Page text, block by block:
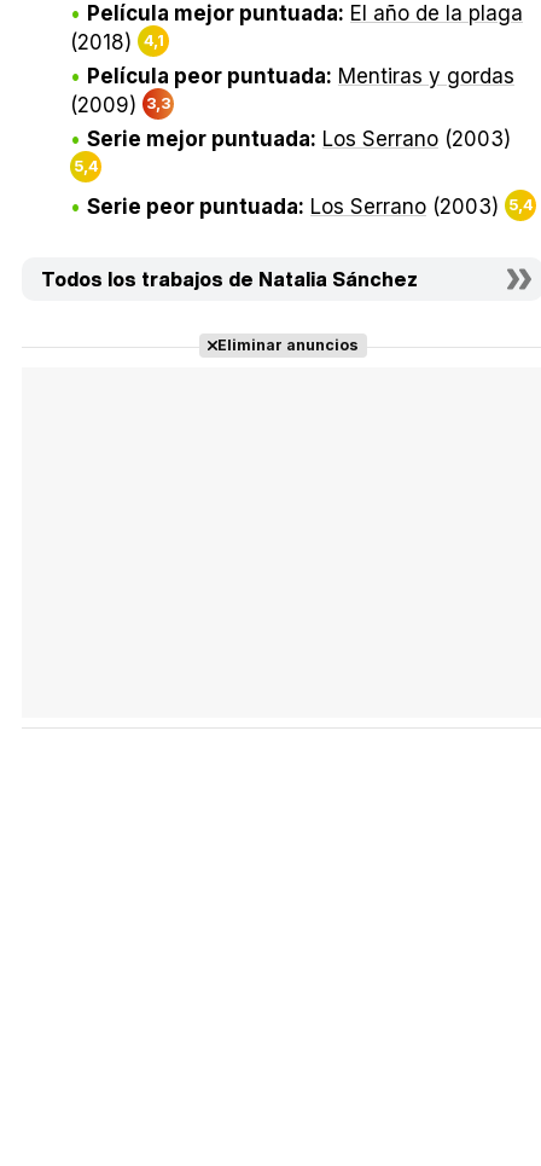
Película mejor puntuada: El año de la plaga
(2018)
4,1
Película peor puntuada: Mentiras y gordas
(2009)
3,3
Serie mejor puntuada: Los Serrano (2003)
5,4
Serie peor puntuada: Los Serrano (2003) 5,4
Todos los trabajos de Natalia Sánchez
Eliminar anuncios